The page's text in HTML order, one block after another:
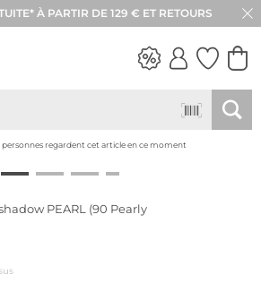
À PARTIR DE 129 € ET RETOURS
SOUS 30 JOURS
personnes regardent cet article en ce moment
PEARL (90 Pearly